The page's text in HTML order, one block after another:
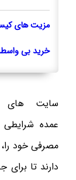
مزیت های
خرید بی
سایت های
عمده شرایطی
مصرفی خود را،
دارند تا